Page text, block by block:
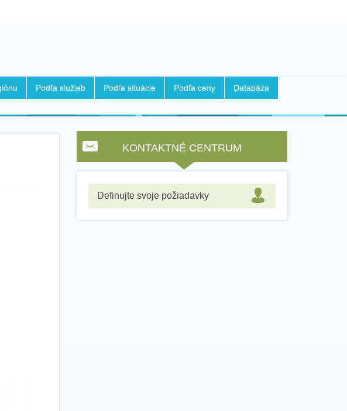
Podľa služieb Podľa situácie Podľa ceny Databáza
KONTAKTNÉ CENTRUM
Definujte svoje požiadavky